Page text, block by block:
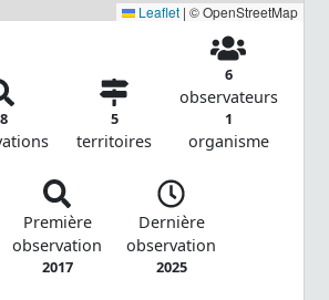
Leaflet | © OpenStreetMap
5
territoires
6
observateurs
1
organisme
Première
observation
2017
Dernière
observation
2025